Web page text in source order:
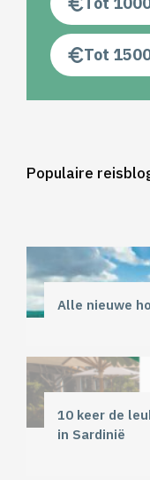
Tot
Populaire
Alle nieuwe
10 keer de
in Sardinië